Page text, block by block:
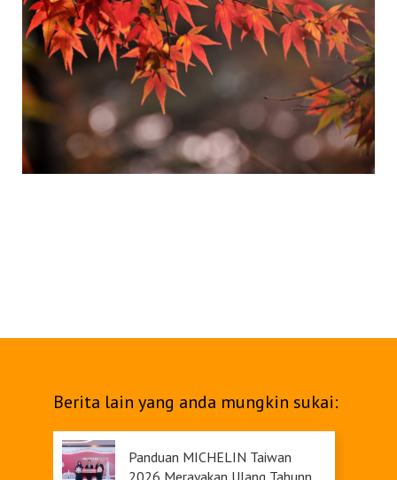
Berita lain yang anda mungkin sukai:
Panduan MICHELIN Taiwan
2026 Merayakan Ulang Tahunnya